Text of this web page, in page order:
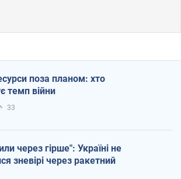
поза планом: хто
темп війни
33
через гірше": Україні не
зневірі через ракетний